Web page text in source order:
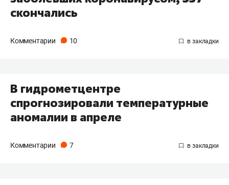
скончались
Комментарии 10
В гидрометцентре
спрогнозировали температурные
аномалии в апреле
Комментарии 7